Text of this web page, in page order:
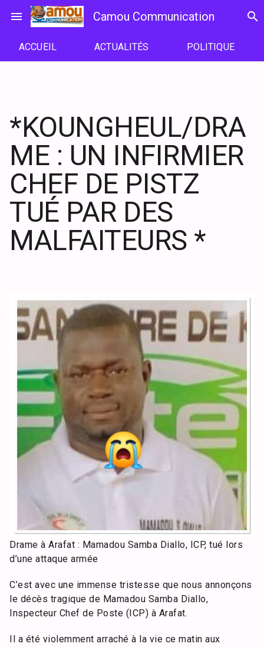
menu Camou Communication search
ACCUEIL ACTUALITÉS POLITIQUE
*KOUNGHEUL/DRA
ME : UN INFIRMIER
CHEF DE PISTZ
TUÉ PAR DES
MALFAITEURS *
Drame à Arafat : Mamadou Samba Diallo, ICP, tué lors
d’une attaque armée
C’est avec une immense tristesse que nous annonçons
le décès tragique de Mamadou Samba Diallo,
Inspecteur Chef de Poste (ICP) à Arafat.
Il a été violemment arraché à la vie ce matin aux